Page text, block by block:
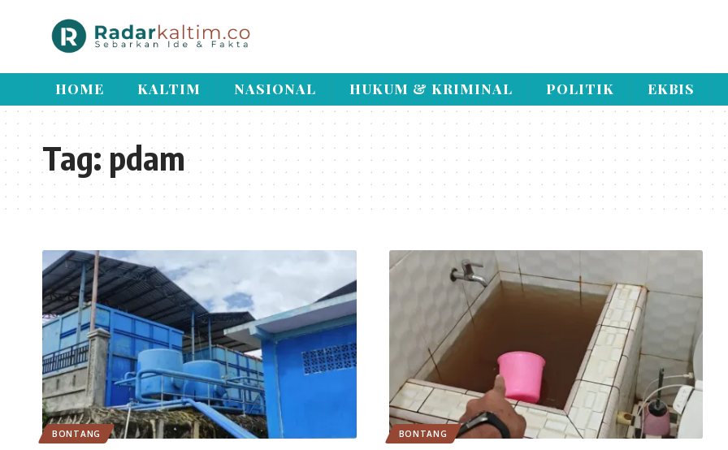
HOME KALTIM NASIONAL HUKUM & KRIMINAL POLITIK EKBIS
Tag:pdam
BONTANG BONTANG